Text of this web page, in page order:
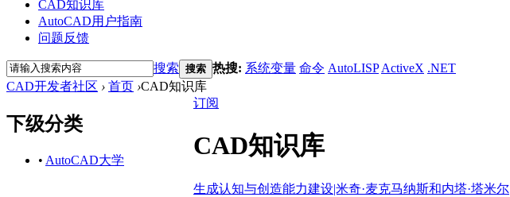
CAD知识库
AutoCAD用户指南
问题反馈
搜索 搜索 热搜: 系统变量 命令 AutoLISP ActiveX .NET
CAD开发者社区 › 首页 ›CAD知识库
下级分类
• AutoCAD大学
订阅
CAD知识库
生成认知与创造能力建设|米奇·麦克马纳斯和内塔·塔米尔